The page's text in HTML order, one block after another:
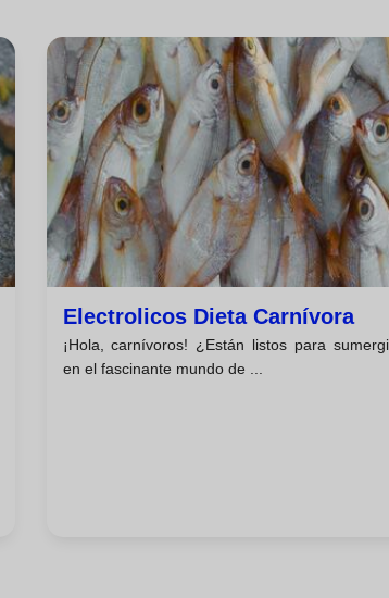
Electrolicos Dieta Carnívora
¡Hola, carnívoros! ¿Están listos para
en el fascinante mundo de ...